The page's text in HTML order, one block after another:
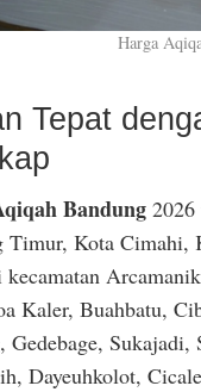
Harga
Tepat
Bandung2026
Timur, Kota Cimahi,
kecamatan
Kaler, Buahbatu,
Gedebage,
Dayeuhkolot,